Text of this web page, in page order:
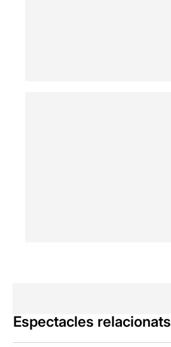
Espectacles relacionats